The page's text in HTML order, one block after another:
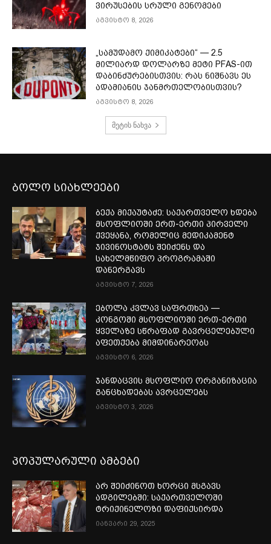
ვირუსების სრული გენომები
აგვისტო 8, 2026
„სამუდამო ქიმიკატები“ — 2.5
მილიარდ დოლარზე მეტი PFAS-ით
დაბინძურებისთვის: რას ნიშნავს ეს
ადამიანის ჯანმრთელობისთვის?
აგვისტო 8, 2026
მეტის ნახვა
ბოლო სიახლეები
ბექა მიქაუტაძე: საქართველო ხდება
მსოფლიოში ერთ-ერთი პირველი
ქვეყანა, რომელიც მედიკამენტ
ჯივინოსტატს შეიძენს და
სახელმწიფო პროგრამაში
დანერგავს
აგვისტო 7, 2026
ებოლა კვლავ საფრთხეა —
კონგოში მსოფლიოში ერთ-ერთი
ყველაზე სწრაფად გავრცელებული
აფეთქება მიმდინარეობს
აგვისტო 6, 2026
ჯანდაცვის მსოფლიო ორგანიზაცია
განცხადებას ავრცელებს
აგვისტო 3, 2026
პოპულარული ამბები
არ შეიძინოთ ხორცი მსგავს
ადგილებში: საქართველოში
ტრიქინელოზი დაფიქსირდა
იანვარი 29, 2025